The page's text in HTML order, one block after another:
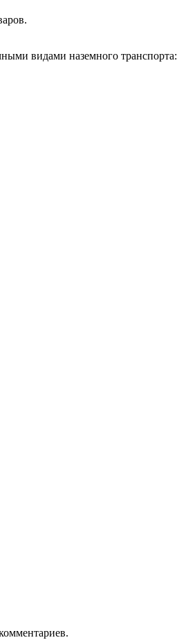
видами наземного транспорта: